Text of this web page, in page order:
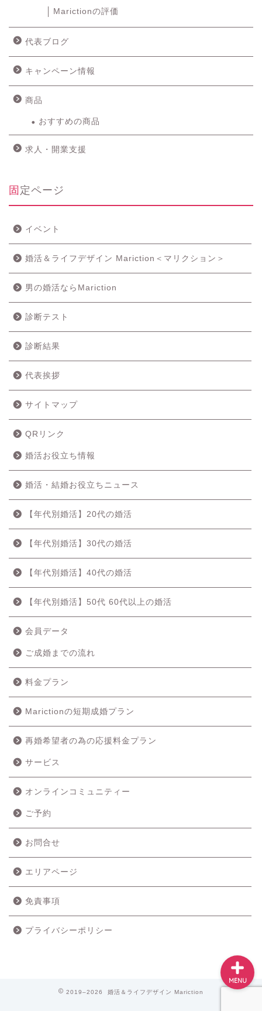
Marictionの評価
代表ブログ
キャンペーン情報
商品
おすすめの商品
求人・開業支援
固定ページ
イベント
婚活＆ライフデザイン Mariction＜マリクション＞
男の婚活ならMariction
診断テスト
診断結果
代表挨拶
サイトマップ
QRリンク
婚活お役立ち情報
婚活・結婚お役立ちニュース
【年代別婚活】20代の婚活
【年代別婚活】30代の婚活
【年代別婚活】40代の婚活
【年代別婚活】50代 60代以上の婚活
会員データ
ご成婚までの流れ
料金プラン
Marictionの短期成婚プラン
再婚希望者の為の応援料金プラン
サービス
オンラインコミュニティー
ご予約
お問合せ
エリアページ
免責事項
プライバシーポリシー
2019–2026 婚活＆ライフデザイン Mariction
MENU
サービス